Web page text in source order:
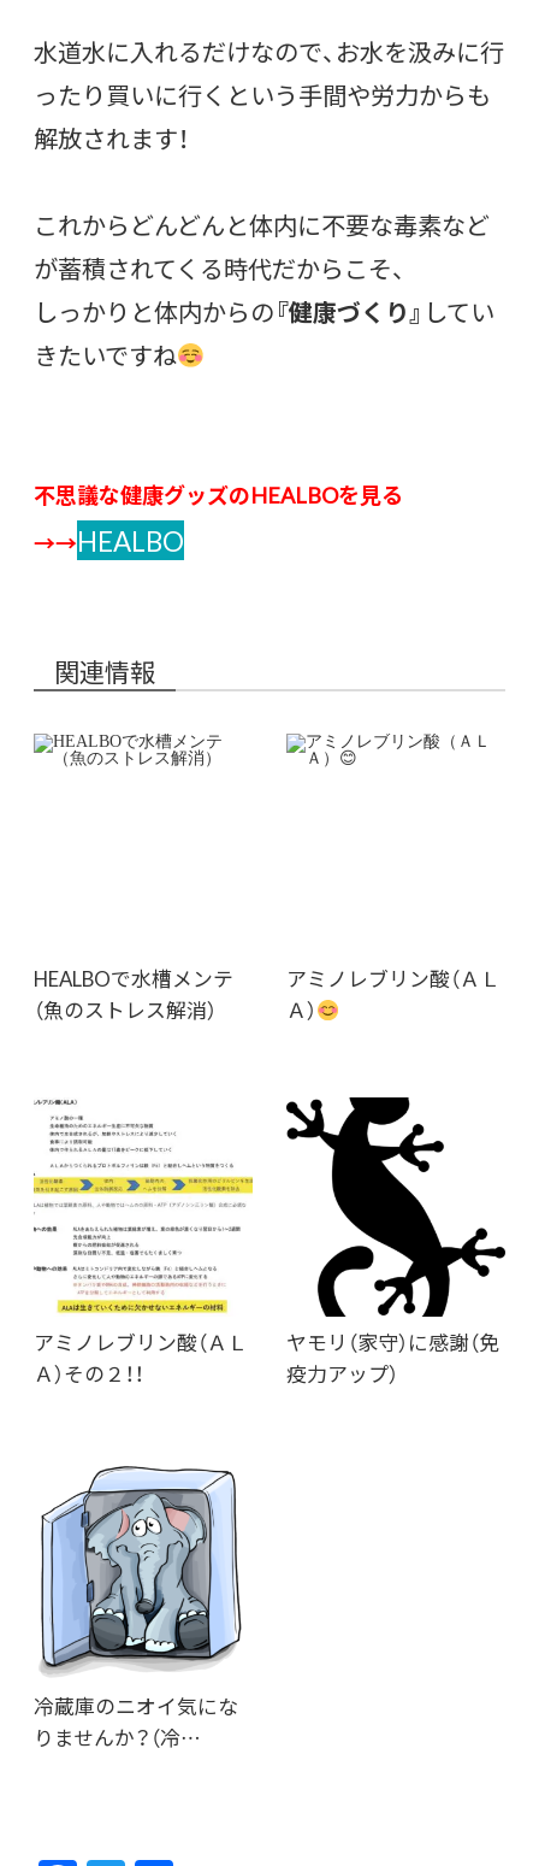
水道水に入れるだけなので、お水を汲みに行
ったり買いに行くという手間や労力からも
解放されます！
これからどんどんと体内に不要な毒素など
が蓄積されてくる時代だからこそ、
しっかりと体内からの『健康づくり』 してい
きたいですね
不思議な健康グッズのHEALBOを見る
→→HEALBO
関連情報
HEALBOで水槽メンテ
（魚のストレス解消）
アミノレブリン酸（ＡＬ
Ａ）
アミノレブリン酸（ＡＬ
Ａ）その２！！
ヤモリ（家守）に感謝（免
疫力アップ）
冷蔵庫のニオイ気にな
りませんか？（冷…